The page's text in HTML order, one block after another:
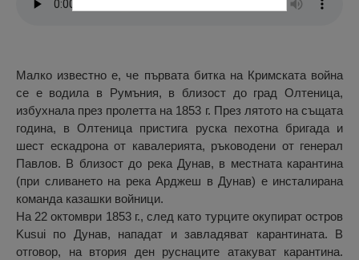
Малко известно е, че първата битка на Кримската война
се е водила в Румъния, в близост до град Олтеница,
избухнала през пролетта на 1853 г. През лятото на същата
година, в Олтеница пристига руска пехотна бригада и
шест ескадрона от кавалерията, ръководени от генерал
Павлов. В близост до река Дунав, в местната карантина
(при сливането на река Арджеш в Дунав) е инсталирана
команда казашки войници.
На 22 октомври 1853 г., след като турците окупират остров
Kusui по Дунав, нападат и завладяват карантината. В
отговор, на втория ден руснаците атакуват карантина.